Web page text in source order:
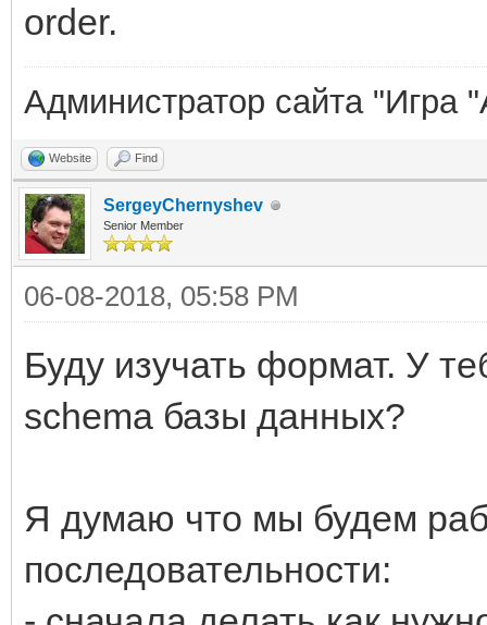
order.
Администратор сайта "Игра
Website Find
SergeyChernyshev
Senior Member
06-08-2018, 05:58 PM
Буду изучать формат. У
schema базы данных?
Я думаю что мы будем
последовательности: